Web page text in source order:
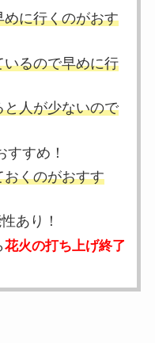
に行くのがおす
るので早めに行
人が少ないので
すすめ！
くのがおすす
あり！
花火の打ち上げ終了